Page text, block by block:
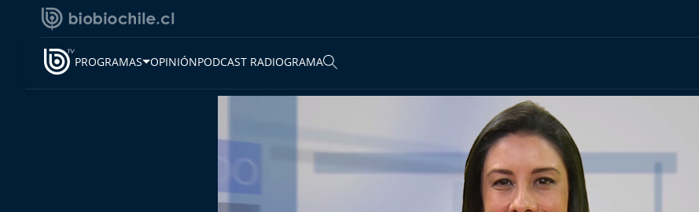
PROGRAMAS OPINIÓNPODCAST RADIOGRAMA